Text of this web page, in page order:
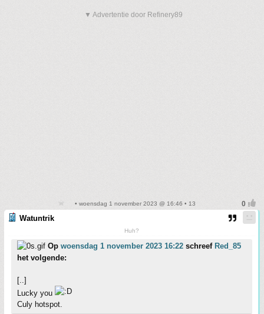
▼ Advertentie door Refinery89
• woensdag 1 november 2023 @ 16:46 • 13
Watuntrik
Huh?
Op woensdag 1 november 2023 16:22 schreef Red_85
het volgende:
[..]
Lucky you
Culy hotspot.